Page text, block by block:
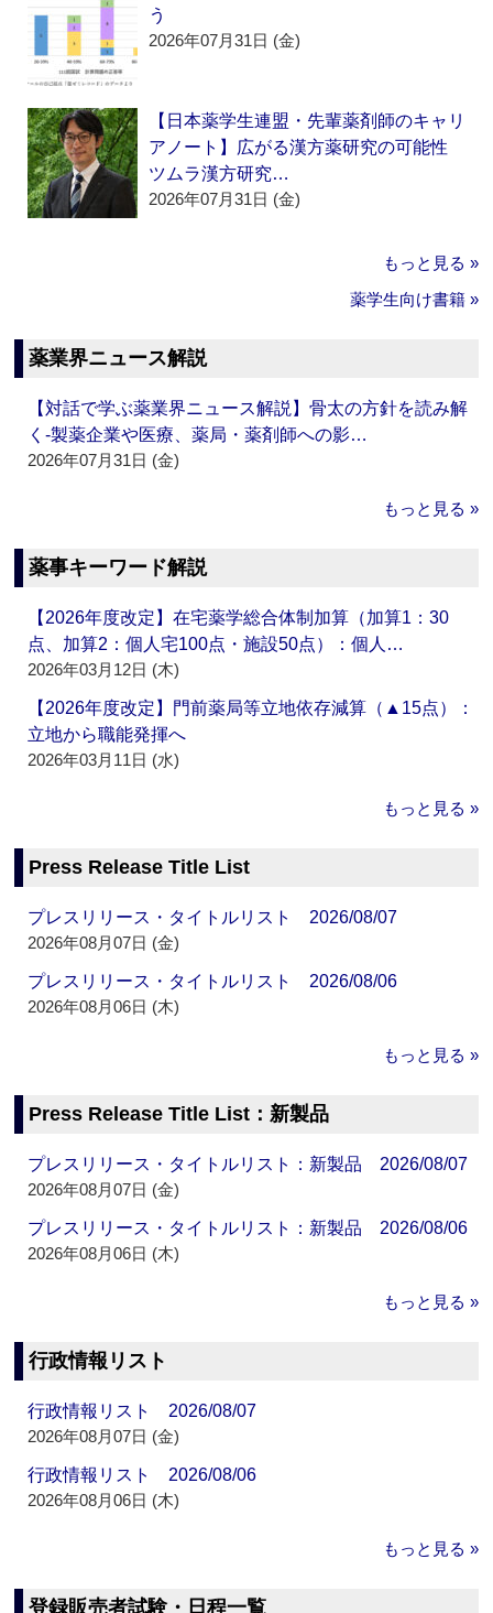
う
2026年07月31日 (金)
【日本薬学生連盟・先輩薬剤師のキャリ
アノート】広がる漢方薬研究の可能性
ツムラ漢方研究…
2026年07月31日 (金)
もっと見る »
薬学生向け書籍 »
薬業界ニュース解説
【対話で学ぶ薬業界ニュース解説】骨太の方針を読み解
く‐製薬企業や医療、薬局・薬剤師への影…
2026年07月31日 (金)
もっと見る »
薬事キーワード解説
【2026年度改定】在宅薬学総合体制加算（加算1：30
点、加算2：個人宅100点・施設50点）：個人…
2026年03月12日 (木)
【2026年度改定】門前薬局等立地依存減算（▲15点）：
立地から職能発揮へ
2026年03月11日 (水)
もっと見る »
Press Release Title List
プレスリリース・タイトルリスト 2026/08/07
2026年08月07日 (金)
プレスリリース・タイトルリスト 2026/08/06
2026年08月06日 (木)
もっと見る »
Press Release Title List：新製品
プレスリリース・タイトルリスト：新製品 2026/08/07
2026年08月07日 (金)
プレスリリース・タイトルリスト：新製品 2026/08/06
2026年08月06日 (木)
もっと見る »
行政情報リスト
行政情報リスト 2026/08/07
2026年08月07日 (金)
行政情報リスト 2026/08/06
2026年08月06日 (木)
もっと見る »
登録販売者試験・日程一覧